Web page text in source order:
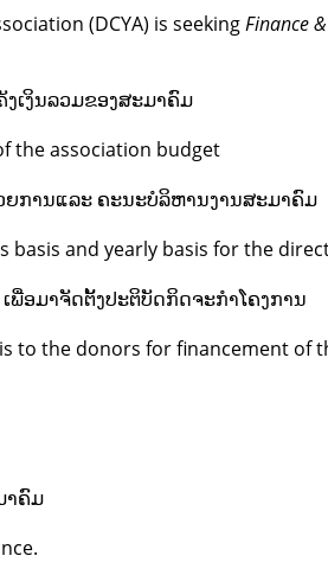
(DCYA) is seekingFinance
ເງິນລວມຂອງສະມາຄົມ
the association budget
ຍການແລະ ຄະນະບໍລິຫານງານສະມາຄົມ
basis and yearly basis for the
ພື່ອມາຈັດຕັ້ງປະຕິບັດກິດຈະກຳໂຄງການ
to the donors for financement of
າຄົມ